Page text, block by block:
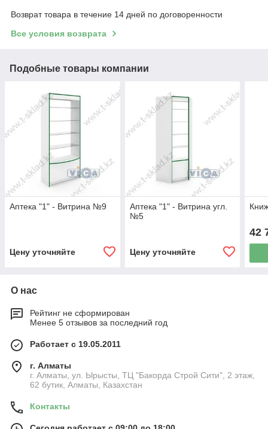
Возврат товара в течение 14 дней по договоренности
Все условия возврата
Подобные товары компании
Аптека "1" - Витрина №9
Цену уточняйте
Аптека "1" - Витрина угл.
№5
Цену уточняйте
42
О нас
Рейтинг не сформирован
Менее 5 отзывов за последний год
Работает с 19.05.2011
г. Алматы
г. Алматы, ул. Ырысты, ТЦ "Бакорда Строй Сити", 2 этаж,
62 бутик, Алматы, Казахстан
Контакты